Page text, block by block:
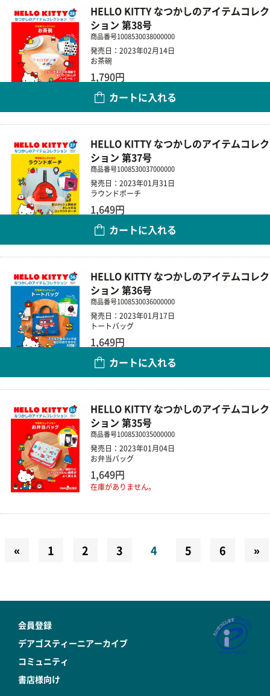
HELLO KITTY なつかしのアイテムコレク
ション 第38号
商品番号1008530038000000
発売日：2023年02月14日
お茶碗
1,790円
カートに入れる
HELLO KITTY なつかしのアイテムコレク
ション 第37号
商品番号1008530037000000
発売日：2023年01月31日
ラウンドポーチ
1,649円
カートに入れる
HELLO KITTY なつかしのアイテムコレク
ション 第36号
商品番号1008530036000000
発売日：2023年01月17日
トートバッグ
1,649円
カートに入れる
HELLO KITTY なつかしのアイテムコレク
ション 第35号
商品番号1008530035000000
発売日：2023年01月04日
お弁当バッグ
1,649円
在庫がありません。
« 1 2 3 4 5 6 »
会員登録
デアゴスティーニアーカイブ
コミュニティ
書店様向け